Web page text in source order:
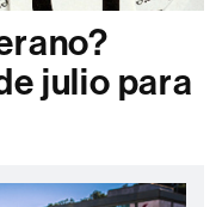
julio para